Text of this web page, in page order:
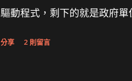
驅動程式，剩下的就是政府單
分享 2 則留言